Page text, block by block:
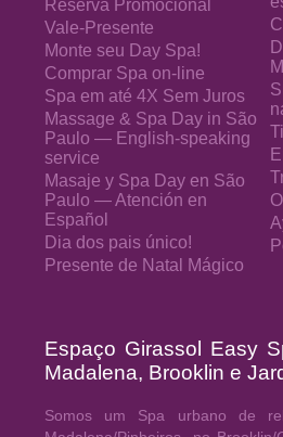
Reserva Promocional
Vale-Presente
Monte seu Day Spa!
Comprar Spa on-line
Spa em até 4X Sem Juros
Massage & Spa Day in São
Paulo — English-speaking
service
Masaje y Spa Day en São
Paulo — Atención en
Español
Dia dos pais único!
Presente de Natal Mágico
Espaço Girassol Easy
Madalena, Brooklin e
Somos um Spa urbano de